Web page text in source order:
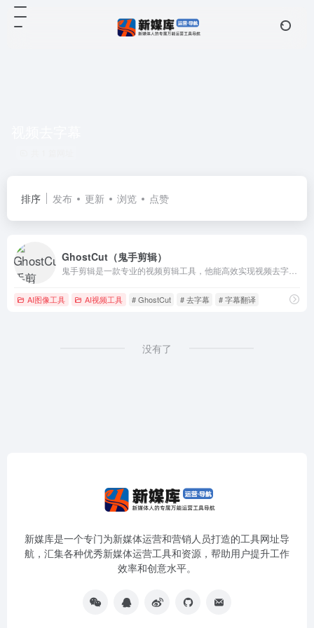
排序 发布 更新 浏览 点赞
GhostCut（鬼手剪辑）
AI图像工具 AI视频工具 # GhostCut # 去字幕 # 字幕翻译
没有了
新媒库是一个专门为新媒体运营和营销人员打造的工具网址导
航，汇集各种优秀新媒体运营工具和资源，帮助用户提升工作
效率和创意水平。